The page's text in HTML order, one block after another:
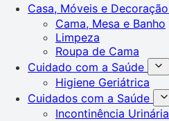
Casa, Móveis e Decoração
Cama, Mesa e Banho
Limpeza
Roupa de Cama
Cuidado com a Saúde
Higiene Geriátrica
Cuidados com a Saúde
Incontinência Urinária